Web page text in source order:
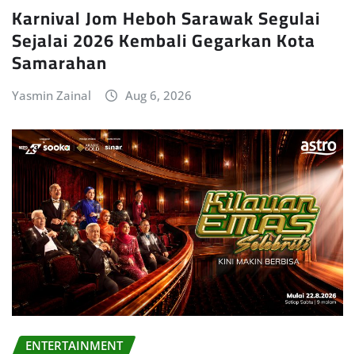
Karnival Jom Heboh Sarawak Segulai
Sejalai 2026 Kembali Gegarkan Kota
Samarahan
Yasmin Zainal Aug 6, 2026
ENTERTAINMENT